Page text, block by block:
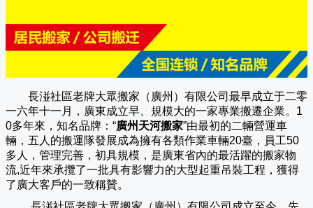
長湴社區老牌大眾搬家（廣州）有限公司 最早成立于二零
一六年十一月，廣東成立早、規模大的一家專業搬遷企業。1
0多年來，知名品牌：“廣州天河搬家”由最初的二輛營運車
輛，五人的搬運隊發展成為擁有各類作業車輛20臺，員工50
多人，管理完善，初具規模，是廣東省內的最活躍的搬家物
流,近年來承攬了一批具有影響力的大型起重吊裝工程，獲得
了廣大客戶的一致稱贊。